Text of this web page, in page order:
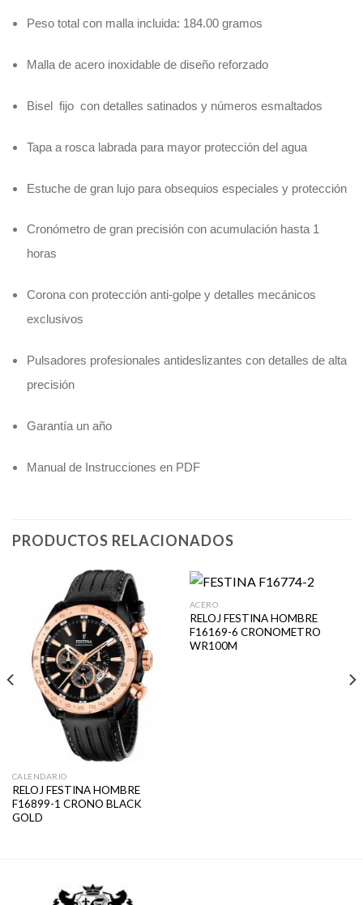
Peso total con malla incluida: 184.00 gramos
Malla de acero inoxidable de diseño reforzado
Bisel fijo con detalles satinados y números esmaltados
Tapa a rosca labrada para mayor protección del agua
Estuche de gran lujo para obsequios especiales y protección
Cronómetro de gran precisión con acumulación hasta 1
horas
Corona con protección anti-golpe y detalles mecánicos
exclusivos
Pulsadores profesionales antideslizantes con detalles de alta
precisión
Garantía un año
Manual de Instrucciones en PDF
PRODUCTOS RELACIONADOS
CALENDARIO
RELOJ FESTINA HOMBRE
F16899-1 CRONO BLACK
GOLD
ACERO
RELOJ FESTINA HOMBRE
F16169-6 CRONOMETRO
WR100M